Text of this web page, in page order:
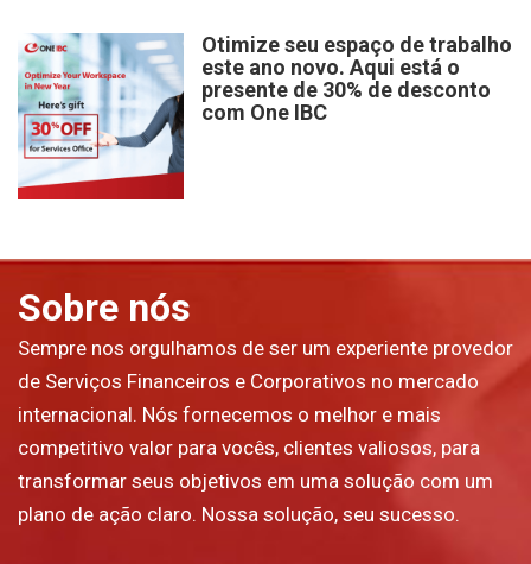
Otimize seu espaço de trabalho
este ano novo. Aqui está o
presente de 30% de desconto
com One IBC
Sobre nós
Sempre nos orgulhamos de ser um experiente provedor
de Serviços Financeiros e Corporativos no mercado
internacional. Nós fornecemos o melhor e mais
competitivo valor para vocês, clientes valiosos, para
transformar seus objetivos em uma solução com um
plano de ação claro. Nossa solução, seu sucesso.